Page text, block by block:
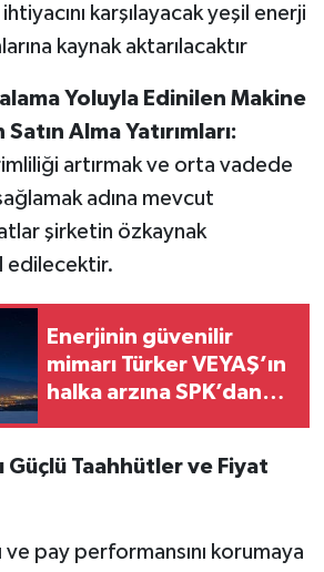
karşılayacak yeşil enerji
kaynak aktarılacaktır
Yoluyla Edinilen Makine
Alma Yatırımları:
artırmak ve orta vadede
adına mevcut
şirketin özkaynak
edilecektir.
Enerjinin güvenilir
mimarı Türker VEYAŞ’ın
halka arzına SPK’dan
Güçlü Taahhütler ve Fiyat
ve pay performansını korumaya